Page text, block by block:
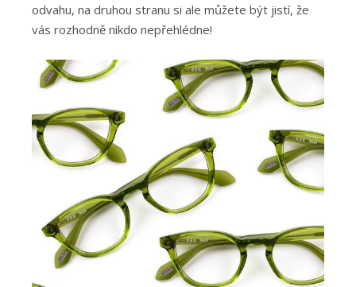
odvahu, na druhou stranu si ale můžete být jistí, že
vás rozhodně nikdo nepřehlédne!